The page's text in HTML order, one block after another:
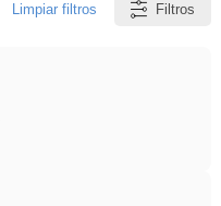
Limpiar filtros Filtros